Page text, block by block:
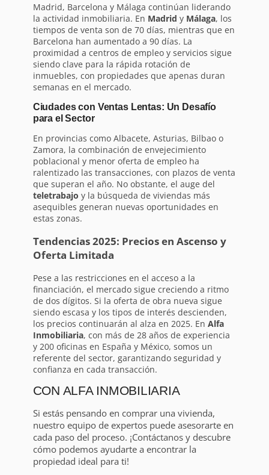
Madrid, Barcelona y Málaga continúan liderando
la actividad inmobiliaria. En Madrid y Málaga, los
tiempos de venta son de 70 días, mientras que en
Barcelona han aumentado a 90 días. La
proximidad a centros de empleo y servicios sigue
siendo clave para la rápida rotación de
inmuebles, con propiedades que apenas duran
semanas en el mercado.
Ciudades con Ventas Lentas: Un Desafío
para el Sector
En provincias como Albacete, Asturias, Bilbao o
Zamora, la combinación de envejecimiento
poblacional y menor oferta de empleo ha
ralentizado las transacciones, con plazos de venta
que superan el año. No obstante, el auge del
teletrabajo y la búsqueda de viviendas más
asequibles generan nuevas oportunidades en
estas zonas.
Tendencias 2025: Precios en Ascenso y
Oferta Limitada
Pese a las restricciones en el acceso a la
financiación, el mercado sigue creciendo a ritmo
de dos dígitos. Si la oferta de obra nueva sigue
siendo escasa y los tipos de interés descienden,
los precios continuarán al alza en 2025. En Alfa
Inmobiliaria, con más de 28 años de experiencia
y 200 oficinas en España y México, somos un
referente del sector, garantizando seguridad y
confianza en cada transacción.
CON ALFA INMOBILIARIA
Si estás pensando en comprar una vivienda,
nuestro equipo de expertos puede asesorarte en
cada paso del proceso. ¡Contáctanos y descubre
cómo podemos ayudarte a encontrar la
propiedad ideal para ti!